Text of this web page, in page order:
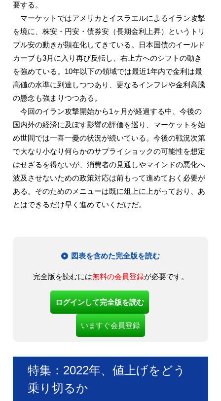
要する。
マーケットではアメリカとイスラエルによるイラン攻撃
を境に、株安・円安・債券安（長期金利上昇）というトリ
プル安の動きが顕在化してきている。日本国債のイールド
カーブも3月に入り再び反転し、右上方へのシフトの動き
を強めている。10年以下の領域では最近1年内で金利は最
高値の水準に到達しつつあり、更なるインフレや金利高騰
の懸念も強まりつつある。
今回のイラン攻撃開始から1ヶ月が経過する中、今後の
国内外の経済に及ぼす影響の評価を巡り、マーケットを始
め世間では一喜一憂の状況が続いている。今後の戦況次第
で大なり小なり何らかのサプライショックの可能性を想定
はせざるを得ないが、消費者の見通しやマインドの悪化へ
波及させないための政策対応は前もって進めておく必要が
ある。そのためのメニューは既に俎上に上がっており、あ
とはできるだけ早く進めていくだけだ。
図表を含めた完全版を読む
完全版を読むには無料の会員登録が必要です。
ログインして完全版を読む
いますぐ会員登録
特集：2022年、値上げをどう
乗り切るか